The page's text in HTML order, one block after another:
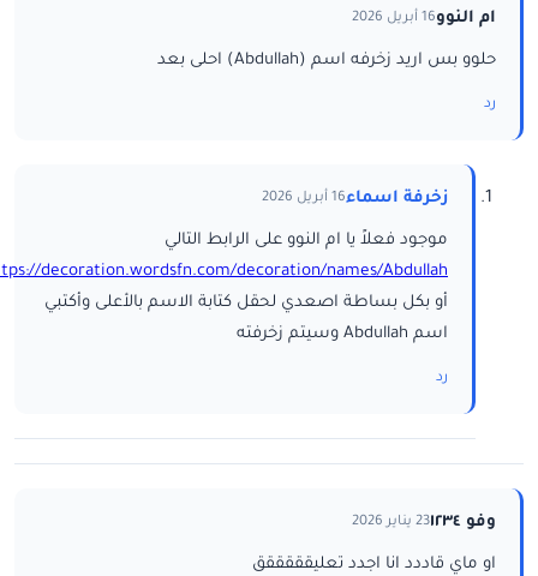
ام النوو16 أبريل 2026
حلوو بس اريد زخرفه اسم (Abdullah) احلى بعد
رد
زخرفة اسماء16 أبريل 2026
موجود فعلاً يا ام النوو على الرابط التالي
decoration.wordsfn.com/decoration/names/Abdullah/
أو بكل بساطة اصعدي لحقل كتابة الاسم بالأعلى وأكتبي
اسم Abdullah وسيتم زخرفته
رد
وفو ١٢٣٤ 23 يناير 2026
او ماي قاددد انا اجدد تعليقققققق